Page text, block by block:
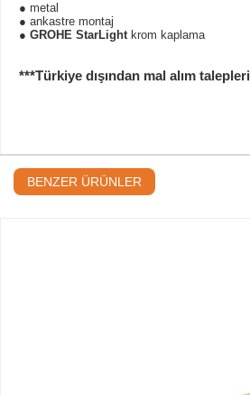
● metal
● ankastre montaj
● GROHE StarLightkrom kaplama
***Türkiye dışından mal alım
BENZER ÜRÜNLER